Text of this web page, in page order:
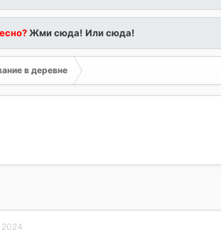
Жми сюда! Или сюда!
в деревне